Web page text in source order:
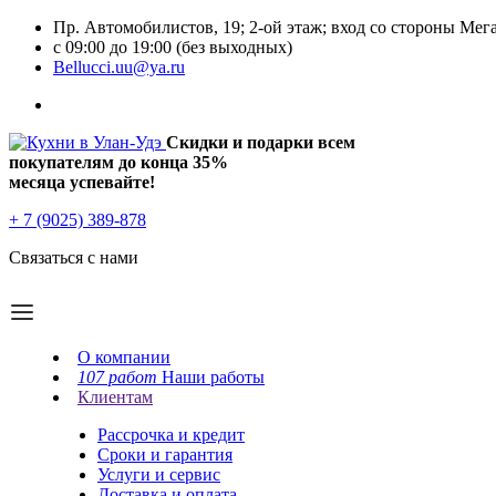
Пр. Автомобилистов, 19; 2-ой этаж; вход со стороны
с 09:00 до 19:00 (без выходных)
Bellucci.uu@ya.ru
Скидки и подарки всем
покупателям до конца 35%
месяца успевайте!
+ 7 (9025) 389-878
Связаться с нами
О компании
107 работ Наши работы
Клиентам
Рассрочка и кредит
Сроки и гарантия
Услуги и сервис